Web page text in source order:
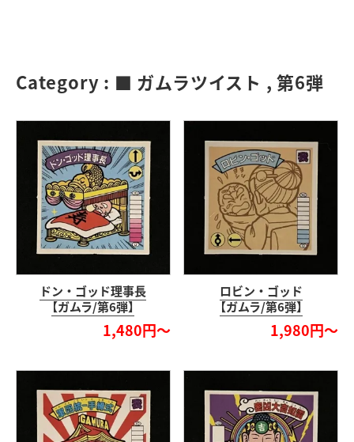
Category : ■ ガムラツイスト ,第6弾
ドン・ゴッド理事長
【ガムラ/第6弾】
1,480円～
ロビン・ゴッド
【ガムラ/第6弾】
1,980円～